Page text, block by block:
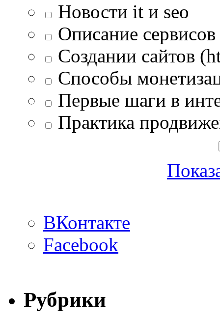
Новости it и seo
Описание
Создании сайтов
Способы
Первые шаги в
Практика
ВКонтакте
Facebook
Рубрики